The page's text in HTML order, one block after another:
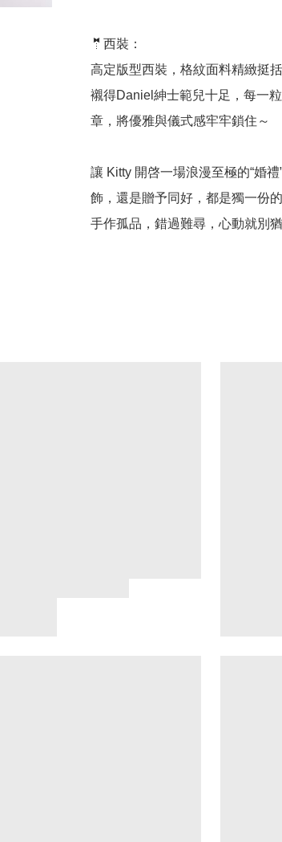
🤵西裝：
高定版型西裝，格紋面料精緻挺
襯得Daniel紳士範兒十足，每一
章，將優雅與儀式感牢牢鎖住～
讓 Kitty 開啓一場浪漫至極的“婚
飾，還是贈予同好，都是獨一份
手作孤品，錯過難尋，心動就別